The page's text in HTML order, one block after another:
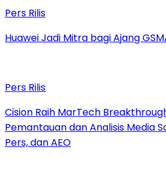
Pers Rilis
Huawei Jadi Mitra bagi Ajang
Pers Rilis
Cision Raih MarTech
Pemantauan dan Analisis Media
Pers, dan AEO